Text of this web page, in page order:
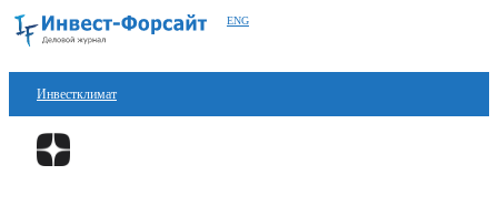
ENG
Инвестклимат
Финансы